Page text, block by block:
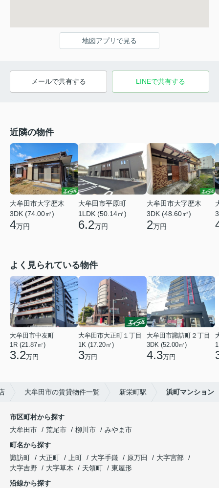
地図アプリで見る
メールで共有する LINEで共有する
近隣の物件
大牟田市大字歴木
3DK (74.00㎡)
4万円
大牟田市平原町
1LDK (50.14㎡)
6.2万円
大牟田市大字歴木
3DK (48.60㎡)
2万円
よく見られている物件
大牟田市中友町
1R (21.87㎡)
3.2万円
大牟田市大正町１丁目
1K (17.20㎡)
3万円
大牟田市諏訪町２丁目
3DK (52.00㎡)
4.3万円
大牟田市の賃貸物件一覧 新栄町駅 浜町マンション
市区町村から探す
大牟田市
荒尾市 柳川市
みやま市
町名から探す
諏訪町
大正町 上町 大字手鎌 原万田
大字宮部
大字吉野
大字草木 天領町
東屋形
沿線から探す